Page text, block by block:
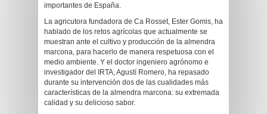
importantes de España.
La agricutora fundadora de Ca Rosset, Ester Gomis, ha
hablado de los retos agrícolas que actualmente se
muestran ante el cultivo y producción de la almendra
marcona, para hacerlo de manera respetuosa con el
medio ambiente. Y el doctor ingeniero agrónomo e
investigador del IRTA, Agustí Romero, ha repasado
durante su intervención dos de las cualidades más
características de la almendra marcona: su extremada
calidad y su delicioso sabor.